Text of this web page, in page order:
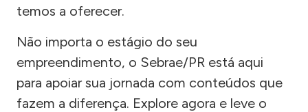
temos a oferecer.
Não importa o estágio do seu
empreendimento, o Sebrae/PR está aqui
para apoiar sua jornada com conteúdos que
fazem a diferença. Explore agora e leve o